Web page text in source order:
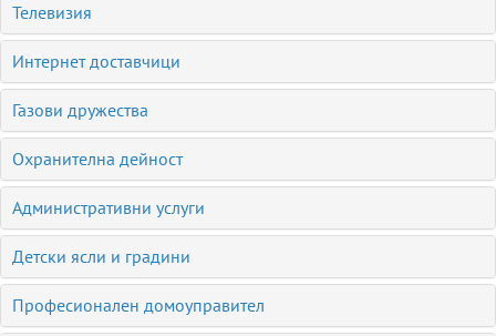
Телевизия
Интернет доставчици
Газови дружества
Охранителна дейност
Административни услуги
Детски ясли и градини
Професионален домоуправител